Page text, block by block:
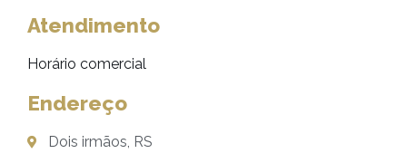
Atendimento
Horário comercial
Endereço
Dois irmãos, RS